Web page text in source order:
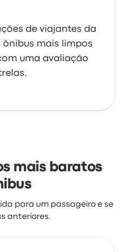
de viajantes da
ônibus mais limpos
uma avaliação
mais baratos
para um passageiro e se
anteriores.